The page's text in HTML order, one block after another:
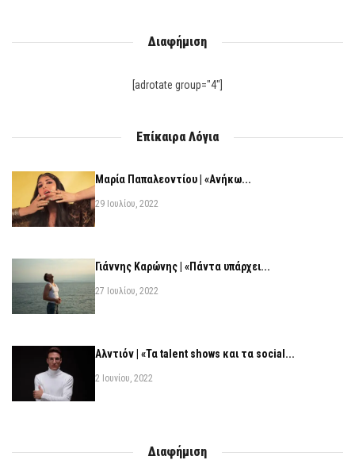
Διαφήμιση
[adrotate group="4"]
Επίκαιρα Λόγια
Μαρία Παπαλεοντίου | «Ανήκω...
29 Ιουλίου, 2022
Γιάννης Καρώνης | «Πάντα υπάρχει...
27 Ιουλίου, 2022
Αλντιόν | «Τα talent shows και τα social...
2 Ιουνίου, 2022
Διαφήμιση